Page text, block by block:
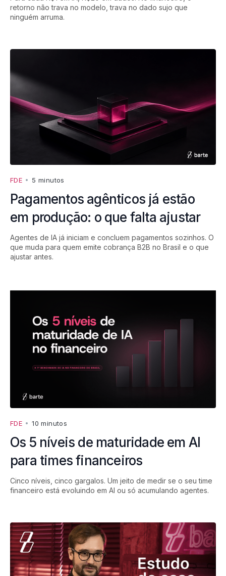
retorno não trava no modelo, trava no dado sujo que
ninguém arruma.
FDE • 5 minutos
Pagamentos agênticos já estão
em produção: o que falta ajustar
Agentes de IA já iniciam e concluem pagamentos sozinhos. O
que muda para quem emite cobrança B2B no Brasil e o que
ajustar antes.
FDE •10 minutos
Os 5 níveis de maturidade em AI
para times financeiros
Cinco níveis, cinco gargalos. Um jeito de medir se o seu time
financeiro está evoluindo em AI ou só acumulando agentes.